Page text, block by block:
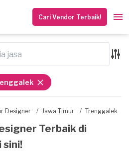
Cari Vendor Terbaik!
Designer / Jawa Timur / Trenggalek
Terbaik di
sini!